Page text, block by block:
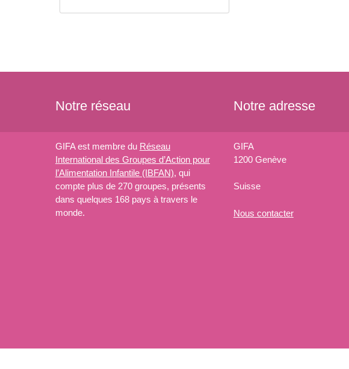
Notre réseau
GIFA est membre du Réseau
International des Groupes d’Action pour
l’Alimentation Infantile (IBFAN), qui
compte plus de 270 groupes, présents
dans quelques 168 pays à travers le
monde.
Notre adresse
GIFA
1200 Genève
Suisse
Nous contacter